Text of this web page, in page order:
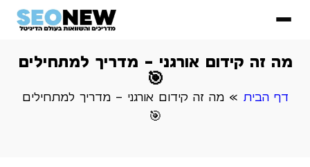
מה זה קידום אורגני – מדריך למתחילים
🎯
דף הבית »מה זה קידום אורגני – מדריך למתחילים
🎯